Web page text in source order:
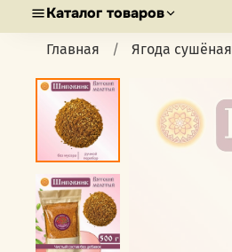
Каталог товаров
Главная Ягода сушёная